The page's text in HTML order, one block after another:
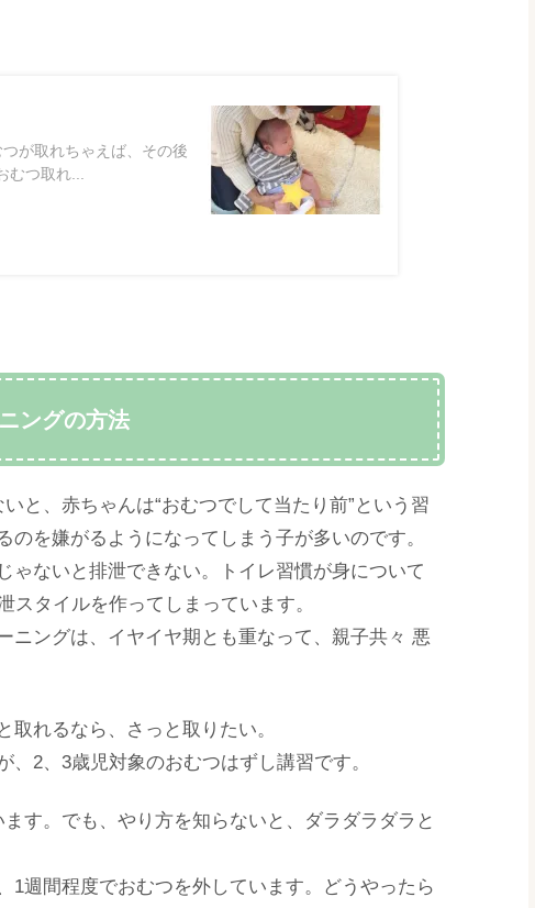
が取れちゃえば、その後
つ取れ...
ングの方法
と、赤ちゃんは“おむつでして当たり前”という習
を嫌がるようになってしまう子が多いのです。
ゃないと排泄できない。トイレ習慣が身について
タイルを作ってしまっています。
ニングは、イヤイヤ期とも重なって、親子共々 悪
取れるなら、さっと取りたい。
2、3歳児対象のおむつはずし講習です。
す。でも、やり方を知らないと、ダラダラダラと
1週間程度でおむつを外しています。どうやったら